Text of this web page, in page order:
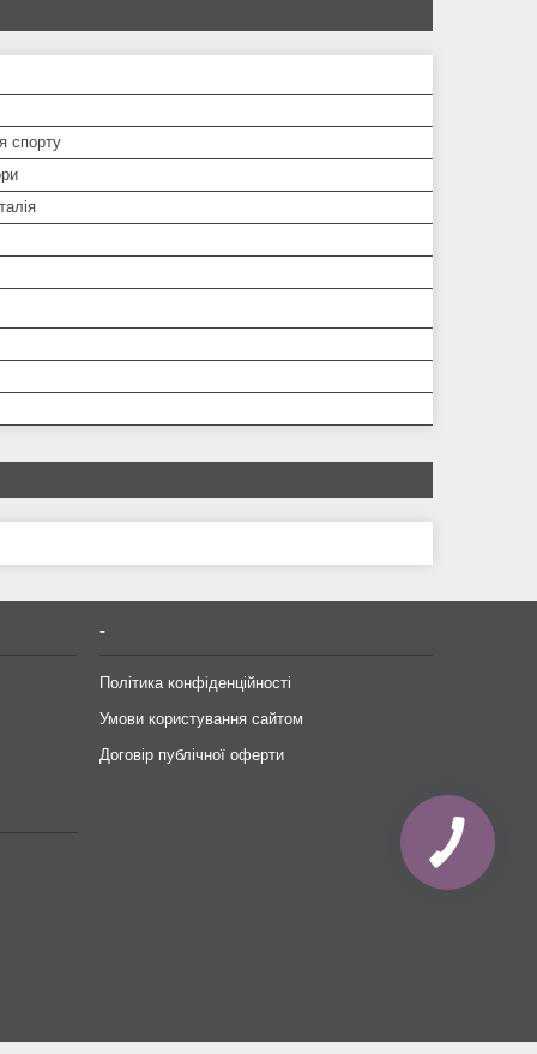
спорту
-
Політика конфіденційності
Умови користування сайтом
Договір публічної оферти